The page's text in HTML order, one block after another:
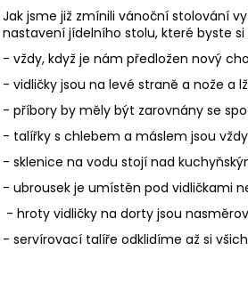
Jak jsme již zmínili vánoční stolování
nastavení jídelního stolu, které byste
- vždy, když je nám předložen nový
- vidličky jsou na levé straně a nože a
- příbory by měly být zarovnány se
- talířky s chlebem a máslem jsou
- sklenice na vodu stojí nad
- ubrousek je umístěn pod vidličkami
- hroty vidličky na dorty jsou
- servírovací talíře odklidíme až si